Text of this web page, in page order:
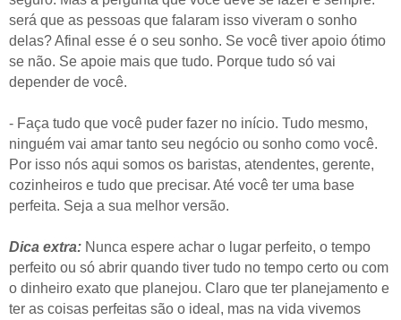
será que as pessoas que falaram isso viveram o sonho
delas? Afinal esse é o seu sonho. Se você tiver apoio ótimo
se não. Se apoie mais que tudo. Porque tudo só vai
depender de você.
- Faça tudo que você puder fazer no início. Tudo mesmo,
ninguém vai amar tanto seu negócio ou sonho como você.
Por isso nós aqui somos os baristas, atendentes, gerente,
cozinheiros e tudo que precisar. Até você ter uma base
perfeita. Seja a sua melhor versão.
Dica extra: Nunca espere achar o lugar perfeito, o tempo
perfeito ou só abrir quando tiver tudo no tempo certo ou com
o dinheiro exato que planejou. Claro que ter planejamento e
ter as coisas perfeitas são o ideal, mas na vida vivemos